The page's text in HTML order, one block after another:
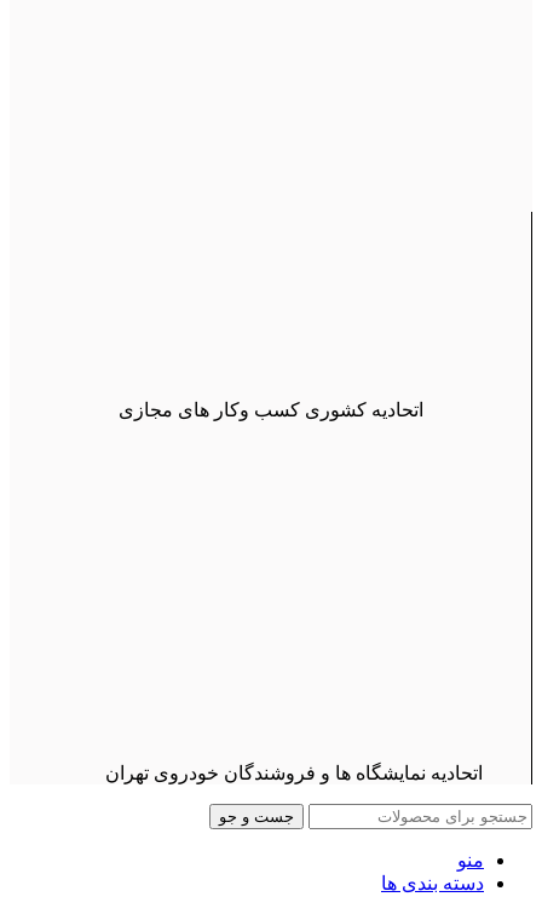
اتحادیه کشوری کسب وکار های مجازی
اتحادیه نمایشگاه ها و فروشندگان خودروی تهران
جست و جو
منو
دسته بندی ها